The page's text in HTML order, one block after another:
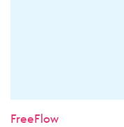
FreeFlow